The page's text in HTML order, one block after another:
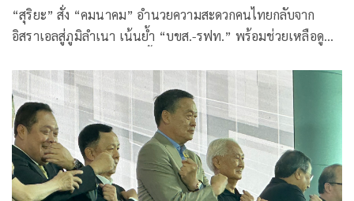
“สุริยะ” สั่ง “คมนาคม” อำนวยความสะดวกคนไทยกลับจาก
อิสราเอลสู่ภูมิลำเนา เน้นย้ำ “บขส.-รฟท.” พร้อมช่วยเหลือดูแล
ศูนย์ประสานงานอำนวยความสะดวก